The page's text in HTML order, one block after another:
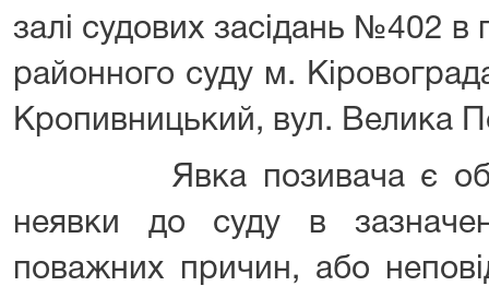
залі судових засідань №402 в
районного суду м.
Кропивницький, вул. Велика
Явка позивача є
неявки до суду в
поважних причин, або